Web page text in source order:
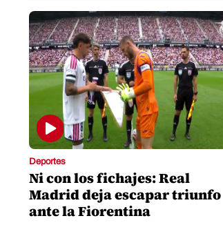
Deportes
Ni con los fichajes: Real
Madrid deja escapar triunfo
ante la Fiorentina